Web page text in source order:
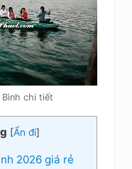
chi tiết
[Ẩn đi]
2026 giá rẻ